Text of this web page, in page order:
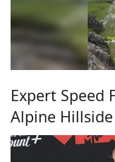
Expert Speed
Alpine Hillside